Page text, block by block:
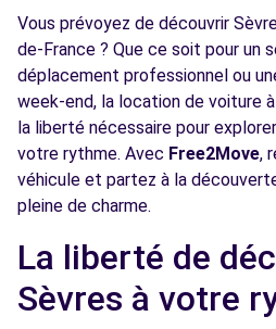
Voir l'agence
Free2Move Rent - GARAGE
CHATILLON (C)
55 BOULEVARD DE VANVES
CHATILLON, 92320
Voir l'agence
Vous prévoyez de découvrir
de-France ? Que ce soit pour un
déplacement professionnel ou
week-end, la location de voiture
la liberté nécessaire pour
votre rythme. Avec Free2Move,
véhicule et partez à la
pleine de charme.
La liberté de
Sèvres à votre